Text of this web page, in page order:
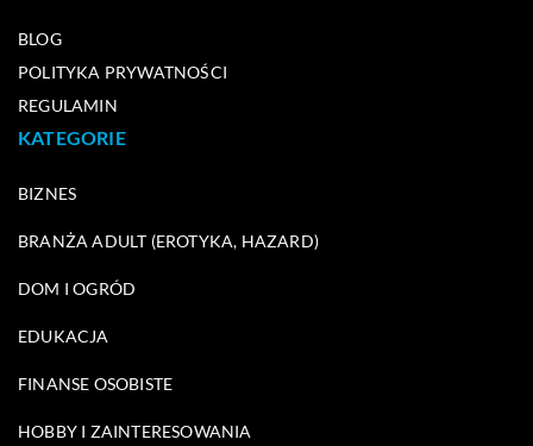
BLOG
POLITYKA PRYWATNOŚCI
REGULAMIN
KATEGORIE
BIZNES
BRANŻA ADULT (EROTYKA, HAZARD)
DOM I OGRÓD
EDUKACJA
FINANSE OSOBISTE
HOBBY I ZAINTERESOWANIA